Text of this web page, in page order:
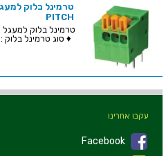
PITCH
♦ סוג טרמינל בלוק : RIGHT ANGLE SCREWLESS ...
עקבו אחרינו
Facebook